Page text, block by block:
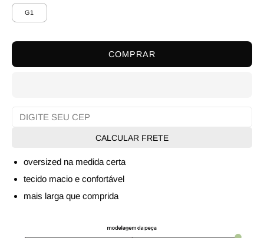
G1
COMPRAR
CALCULAR FRETE
oversized na medida certa
tecido macio e confortável
mais larga que comprida